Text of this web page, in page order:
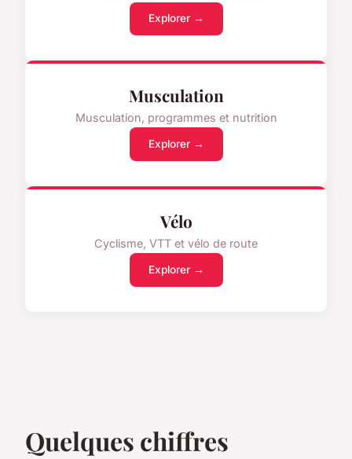
Explorer →
Musculation
Musculation, programmes et nutrition
Explorer →
Vélo
Cyclisme, VTT et vélo de route
Explorer →
Quelques chiffres